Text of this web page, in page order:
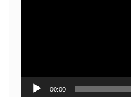
00:00